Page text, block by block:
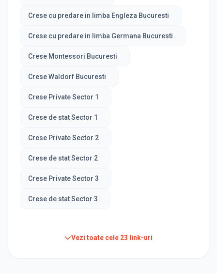
Crese cu predare in limba Engleza Bucuresti
Crese cu predare in limba Germana Bucuresti
Crese Montessori Bucuresti
Crese Waldorf Bucuresti
Crese Private Sector 1
Crese de stat Sector 1
Crese Private Sector 2
Crese de stat Sector 2
Crese Private Sector 3
Crese de stat Sector 3
Vezi toate cele 23 link-uri